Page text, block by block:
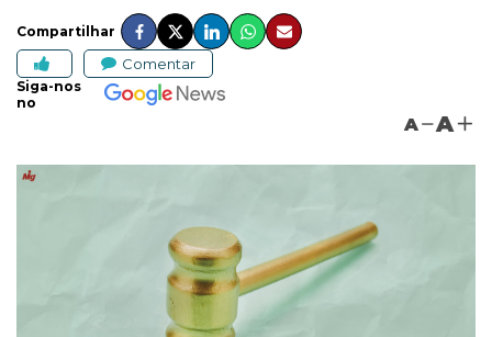
Compartilhar
Comentar
Siga-nos
no
A A